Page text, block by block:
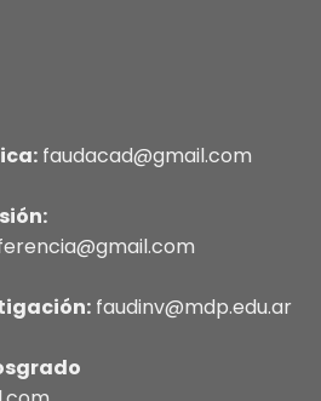
faudacad@gmail.com
faudinv@mdp.edu.ar